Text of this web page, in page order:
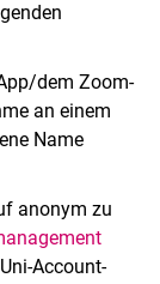
dem Zoom-
an einem
Name
anonym zu
Account-